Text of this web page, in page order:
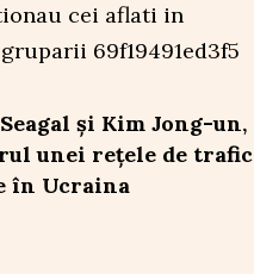
și Kim Jong-un,
unei rețele de trafic
în Ucraina